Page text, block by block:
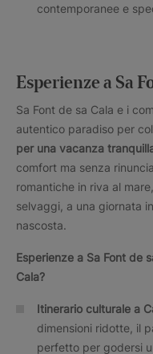
contemporanee e
Esperienze a Sa
Sa Font de sa Cala e i
autentico paradiso per
per una vacanza
comfort ma senza
romantiche in riva al
selvaggi, a una giornata
nascosta.
Esperienze a Sa Font de
Cala?
Itinerario culturale a
dimensioni ridotte, il
perfetto per godersi